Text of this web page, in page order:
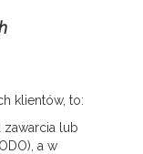
klientów, to:
zawarcia lub
a w